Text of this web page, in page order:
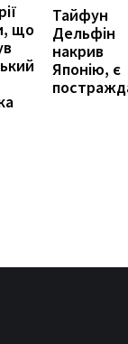
що
Тайфун
Дельфін
накрив
Японію, є